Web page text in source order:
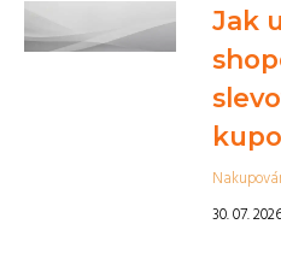
Jak
30. 07.